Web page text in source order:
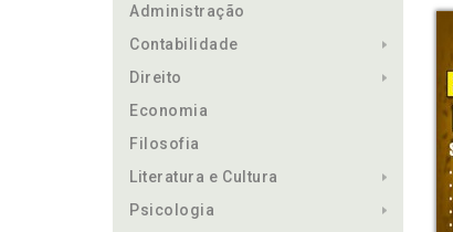
Administração
Contabilidade
Direito
Economia
Filosofia
Literatura e Cultura
Psicologia